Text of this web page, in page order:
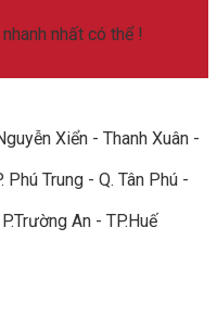
nhất có thể !
Xiển - Thanh Xuân -
Trung - Q. Tân Phú -
An - TP.Huế